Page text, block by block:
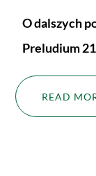
O dalszych
Preludium
READ